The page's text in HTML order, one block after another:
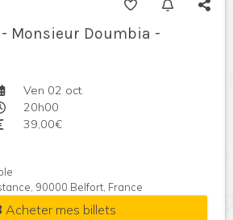
Monsieur Doumbia -
Ven 02 oct.
20h00
39,00€
90000 Belfort, France
Acheter mes billets